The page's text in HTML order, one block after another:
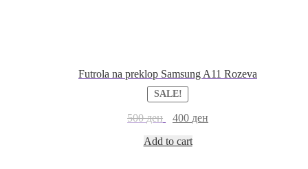
Futrola na preklop Samsung A11 Rozeva
SALE!
500ден 400 ден
Add to cart